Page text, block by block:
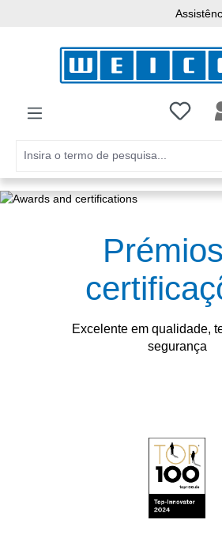
Tem
Ignorar galeria de imagens
Excelente em qualidade,
segurança